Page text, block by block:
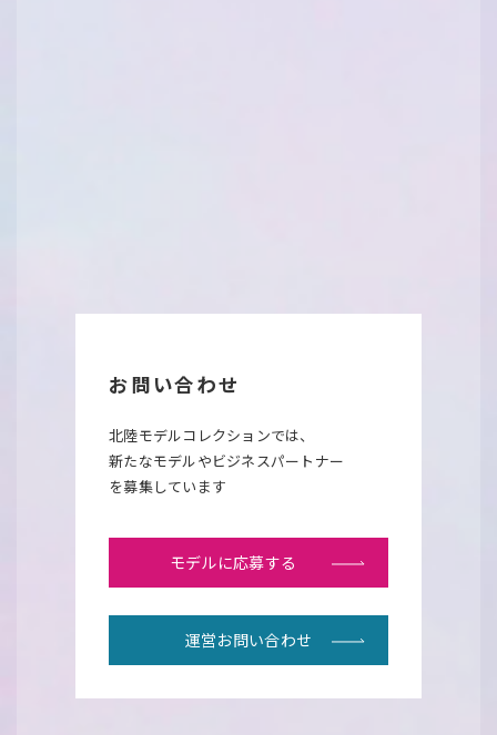
お問い合わせ
北陸モデルコレクションでは、
新たなモデルやビジネスパートナー
を募集しています
モデルに応募する
運営お問い合わせ